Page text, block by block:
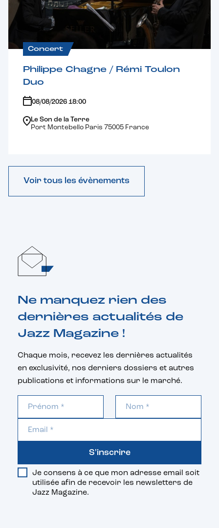
Concert
Philippe Chagne / Rémi Toulon
Duo
08/08/2026 18:00
Le Son de la Terre
Port Montebello Paris 75005 France
Voir tous les évènements
Ne manquez rien des
dernières actualités de
Jazz Magazine !
Chaque mois, recevez les dernières actualités
en exclusivité, nos derniers dossiers et autres
publications et informations sur le marché.
Je consens à ce que mon adresse email soit
utilisée afin de recevoir les newsletters de
Jazz Magazine.
S'inscrire